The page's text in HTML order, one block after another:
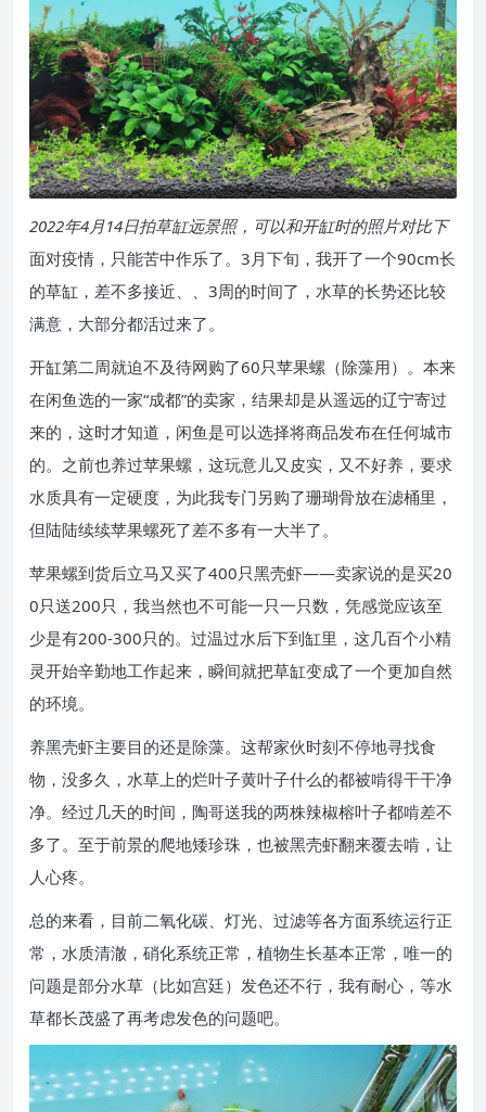
2022年4月14日拍草缸远景照，可以和开缸时的照片对比下
面对疫情，只能苦中作乐了。3月下旬，我开了一个90cm长
的草缸，差不多接近、、3周的时间了，水草的长势还比较
满意，大部分都活过来了。
开缸第二周就迫不及待网购了60只苹果螺（除藻用）。本来
在闲鱼选的一家“成都”的卖家，结果却是从遥远的辽宁寄过
来的，这时才知道，闲鱼是可以选择将商品发布在任何城市
的。之前也养过苹果螺，这玩意儿又皮实，又不好养，要求
水质具有一定硬度，为此我专门另购了珊瑚骨放在滤桶里，
但陆陆续续苹果螺死了差不多有一大半了。
苹果螺到货后立马又买了400只黑壳虾——卖家说的是买20
0只送200只，我当然也不可能一只一只数，凭感觉应该至
少是有200-300只的。过温过水后下到缸里，这几百个小精
灵开始辛勤地工作起来，瞬间就把草缸变成了一个更加自然
的环境。
养黑壳虾主要目的还是除藻。这帮家伙时刻不停地寻找食
物，没多久，水草上的烂叶子黄叶子什么的都被啃得干干净
净。经过几天的时间，陶哥送我的两株辣椒榕叶子都啃差不
多了。至于前景的爬地矮珍珠，也被黑壳虾翻来覆去啃，让
人心疼。
总的来看，目前二氧化碳、灯光、过滤等各方面系统运行正
常，水质清澈，硝化系统正常，植物生长基本正常，唯一的
问题是部分水草（比如宫廷）发色还不行，我有耐心，等水
草都长茂盛了再考虑发色的问题吧。